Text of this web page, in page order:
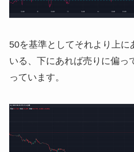
50を基準としてそれより上に
いる、下にあれば売りに偏っ
っています。